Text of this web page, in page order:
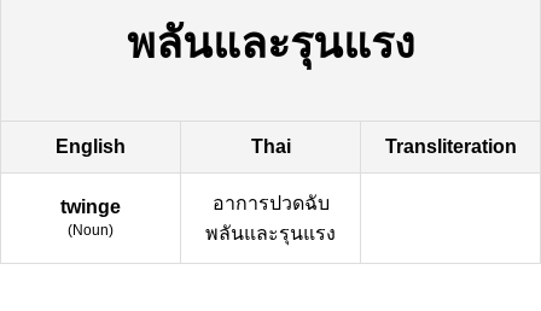
พลันและรุนแรง
English Thai Transliteration
twinge
(Noun)
อาการปวดฉับ
พลันและรุนแรง